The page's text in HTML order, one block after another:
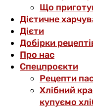
Що
Дієтичне
Дієти
Добірки
Про нас
Спецпроєкти
Рецепти
Хлібний
купуємо